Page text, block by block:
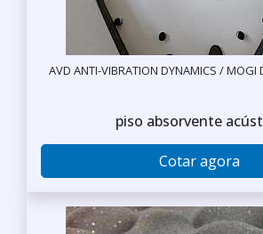
AVD ANTI-VIBRATION DYNAMICS / MOGI
piso absorvente
Cotar agora